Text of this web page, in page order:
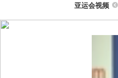
亚运会视频